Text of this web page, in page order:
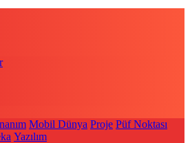
Mobil Dünya Proje Püf Noktası
Yazılım